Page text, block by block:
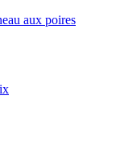
aux poires